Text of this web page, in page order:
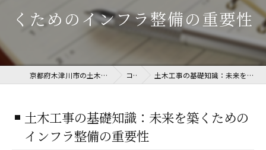
くためのインフラ整備の重要性
京都府木津川市の土木工事なら株式会社幸喜建設 コラム 土木工事の基礎知識：未来を築くためのインフラ整備の重要性
土木工事の基礎知識：未来を築くための
インフラ整備の重要性